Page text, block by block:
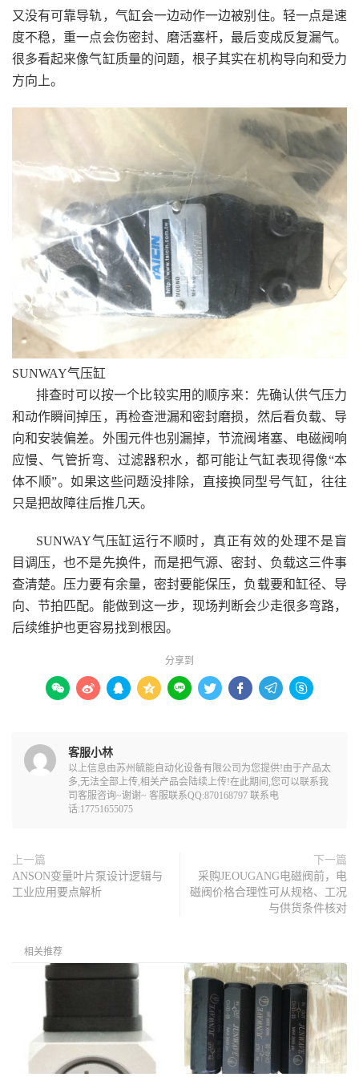
又没有可靠导轨，气缸会一边动作一边被别住。轻一点是速
度不稳，重一点会伤密封、磨活塞杆，最后变成反复漏气。
很多看起来像气缸质量的问题，根子其实在机构导向和受力
方向上。
SUNWAY气压缸
排查时可以按一个比较实用的顺序来：先确认供气压力
和动作瞬间掉压，再检查泄漏和密封磨损，然后看负载、导
向和安装偏差。外围元件也别漏掉，节流阀堵塞、电磁阀响
应慢、气管折弯、过滤器积水，都可能让气缸表现得像“本
体不顺”。如果这些问题没排除，直接换同型号气缸，往往
只是把故障往后推几天。
SUNWAY气压缸运行不顺时，真正有效的处理不是盲
目调压，也不是先换件，而是把气源、密封、负载这三件事
查清楚。压力要有余量，密封要能保压，负载要和缸径、导
向、节拍匹配。能做到这一步，现场判断会少走很多弯路，
后续维护也更容易找到根因。
分享到
        
客服小林
以上信息由苏州毓能自动化设备有限公司为您提供!由于产品太
多,无法全部上传,相关产品会陆续上传!在此期间,您可以联系我
司客服咨询~谢谢~ 客服联系QQ:870168797 联系电
话:17751655075
上一篇
ANSON变量叶片泵设计逻辑与
工业应用要点解析
下一篇
采购JEOUGANG电磁阀前，电
磁阀价格合理性可从规格、工况
与供货条件核对
相关推荐